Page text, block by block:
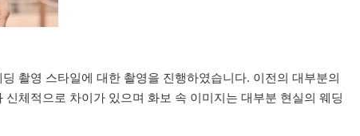
촬영 스타일에 대한 촬영을 진행하였습니다. 이전의 대부분의
체적으로 차이가 있으며 화보 속 이미지는 대부분 현실의 웨딩